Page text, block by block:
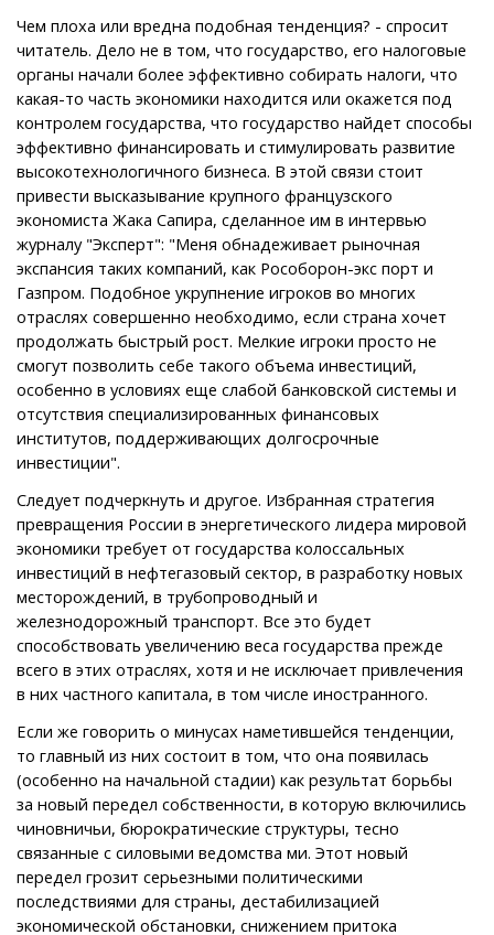
Чем плоха или вредна подобная тенденция? - спросит
читатель. Дело не в том, что государство, его налоговые
органы начали более эффективно собирать налоги, что
какая-то часть экономики находится или окажется под
контролем государства, что государство найдет способы
эффективно финансировать и стимулировать развитие
высокотехнологичного бизнеса. В этой связи стоит
привести высказывание крупного французского
экономиста Жака Сапира, сделанное им в интервью
журналу "Эксперт": "Меня обнадеживает рыночная
экспансия таких компаний, как Рособорон-экс порт и
Газпром. Подобное укрупнение игроков во многих
отраслях совершенно необходимо, если страна хочет
продолжать быстрый рост. Мелкие игроки просто не
смогут позволить себе такого объема инвестиций,
особенно в условиях еще слабой банковской системы и
отсутствия специализированных финансовых
институтов, поддерживающих долгосрочные
инвестиции".
Следует подчеркнуть и другое. Избранная стратегия
превращения России в энергетического лидера мировой
экономики требует от государства колоссальных
инвестиций в нефтегазовый сектор, в разработку новых
месторождений, в трубопроводный и
железнодорожный транспорт. Все это будет
способствовать увеличению веса государства прежде
всего в этих отраслях, хотя и не исключает привлечения
в них частного капитала, в том числе иностранного.
Если же говорить о минусах наметившейся тенденции,
то главный из них состоит в том, что она появилась
(особенно на начальной стадии) как результат борьбы
за новый передел собственности, в которую включились
чиновничьи, бюрократические структуры, тесно
связанные с силовыми ведомства ми. Этот новый
передел грозит серьезными политическими
последствиями для страны, дестабилизацией
экономической обстановки, снижением притока